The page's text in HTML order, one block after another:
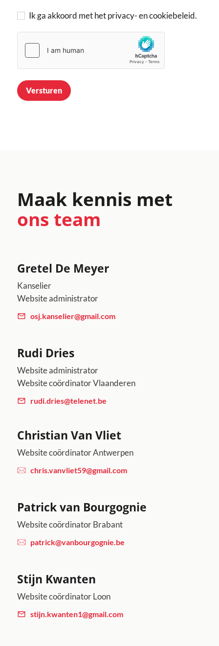
Ik ga akkoord met het privacy- en cookiebeleid.
Versturen
Maak kennis met
ons team
Gretel De Meyer
Kanselier
Website administrator
osj.kanselier@gmail.com
Rudi Dries
Website administrator
Website coördinator Vlaanderen
rudi.dries@telenet.be
Christian Van Vliet
Website coördinator Antwerpen
chris.vanvliet59@gmail.com
Patrick van Bourgognie
Website coördinator Brabant
patrick@vanbourgognie.be
Stijn Kwanten
Website coördinator Loon
stijn.kwanten1@gmail.com